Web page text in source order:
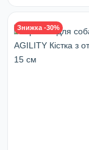
Знижка -30%